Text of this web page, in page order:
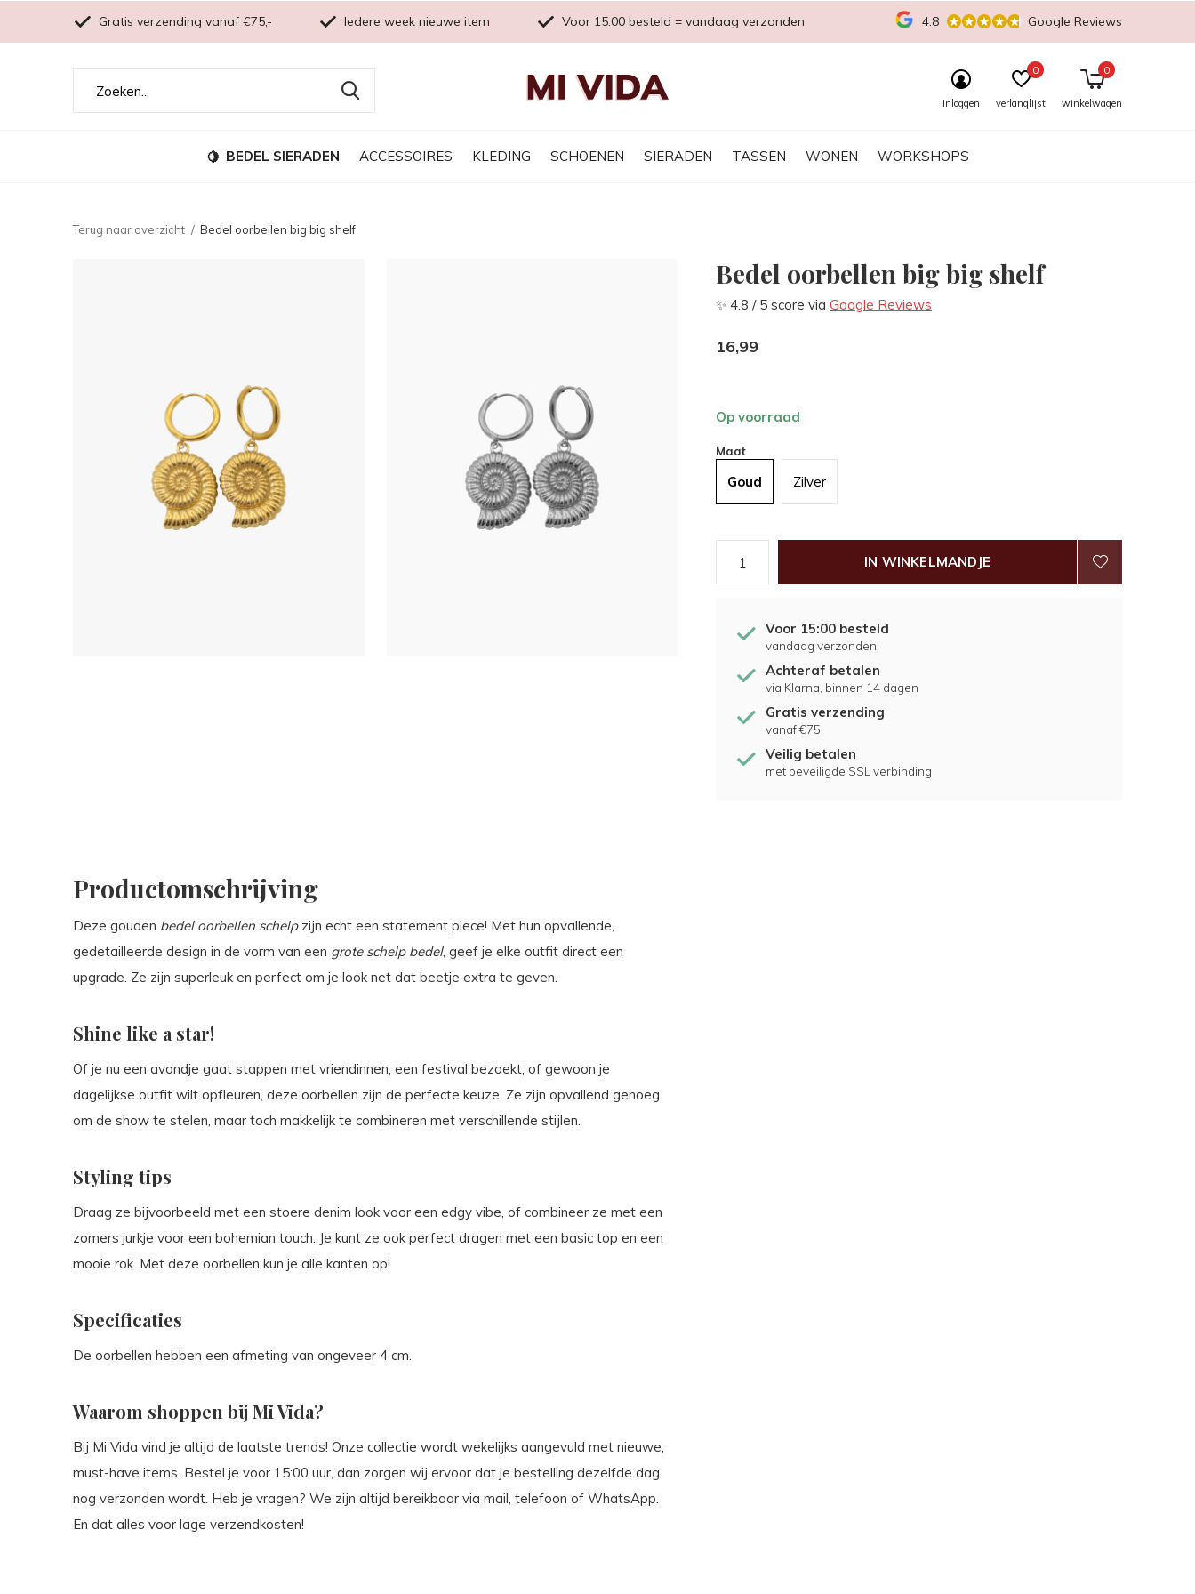
BEDEL SIERADEN ACCESSOIRES KLEDING SCHOENEN SIERADEN TASSEN WONEN WORKSHOPS
inloggen verlanglijst
0
winkelwagen
0
Gratis verzending vanaf €75,- Iedere week nieuwe item Voor 15:00 besteld = vandaag verzonden 4.8 Google Reviews
Terug naar overzicht Bedel oorbellen big big shelf
Bedel oorbellen big big shelf
✨ 4.8 / 5 score via Google Reviews
16,99
Op voorraad
Maat
Goud Zilver
IN WINKELMANDJE
Voor 15:00 besteld
vandaag verzonden
Achteraf betalen
via Klarna, binnen 14 dagen
Gratis verzending
vanaf €75
Veilig betalen
met beveiligde SSL verbinding
Productomschrijving
Deze gouden bedel oorbellen schelpzijn echt een statement piece! Met hun opvallende,
gedetailleerde design in de vorm van een grote schelp bedel, geef je elke outfit direct een
upgrade. Ze zijn superleuk en perfect om je look net dat beetje extra te geven.
Shine like a star!
Of je nu een avondje gaat stappen met vriendinnen, een festival bezoekt, of gewoon je
dagelijkse outfit wilt opfleuren, deze oorbellen zijn de perfecte keuze. Ze zijn opvallend genoeg
om de show te stelen, maar toch makkelijk te combineren met verschillende stijlen.
Styling tips
Draag ze bijvoorbeeld met een stoere denim look voor een edgy vibe, of combineer ze met een
zomers jurkje voor een bohemian touch. Je kunt ze ook perfect dragen met een basic top en een
mooie rok. Met deze oorbellen kun je alle kanten op!
Specificaties
De oorbellen hebben een afmeting van ongeveer 4 cm.
Waarom shoppen bij Mi Vida?
Bij Mi Vida vind je altijd de laatste trends! Onze collectie wordt wekelijks aangevuld met nieuwe,
must-have items. Bestel je voor 15:00 uur, dan zorgen wij ervoor dat je bestelling dezelfde dag
nog verzonden wordt. Heb je vragen? We zijn altijd bereikbaar via mail, telefoon of WhatsApp.
En dat alles voor lage verzendkosten!